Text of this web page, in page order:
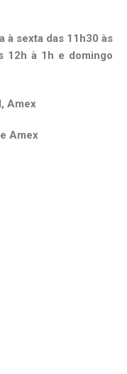
à sexta das 11h30 às
12h à 1h e domingo
Amex
Amex